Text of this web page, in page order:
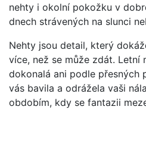
nehty i okolní pokožku v
dnech strávených na slunci
Nehty jsou detail, který
více, než se může zdát. Letní
dokonalá ani podle přesných
vás bavila a odrážela vaši
obdobím, kdy se fantazii